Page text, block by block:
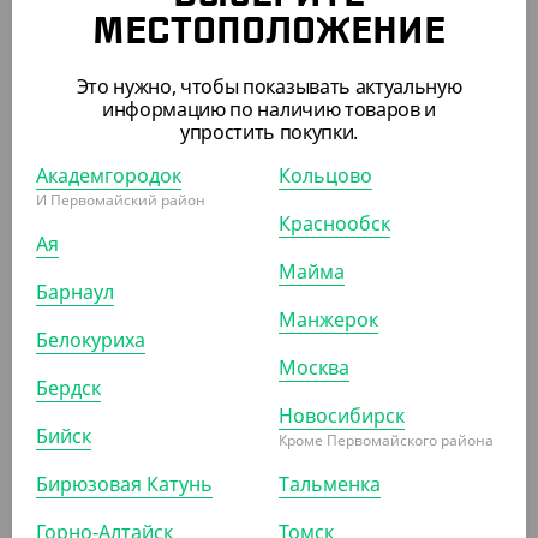
507 ₽
(10.14 ₽/ШТ)
Контейнер (ланч-бокс) К-2016-750 м
УП (50) КОР (100)
АРТ. 2112102
501 ₽
(10.02 ₽/ШТ)
МЕСТОПОЛОЖЕНИЕ
Это нужно, чтобы показывать актуальную
информацию по наличию товаров и
упростить покупки.
Академгородок
И Первомайский район
Ая
Барнаул
Белокуриха
Бердск
Бийск
Бирюзовая Катунь
Горно-Алтайск
Кольцово
Краснообск
Майма
Манжерок
Москва
Новосибирск
Кроме Первомайского района
Тальменка
Томск